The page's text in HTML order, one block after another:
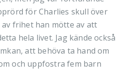
för Charlies skull över
frihet han mötte av att
hela livet. Jag kände också
att behöva ta hand om
och uppfostra fem barn